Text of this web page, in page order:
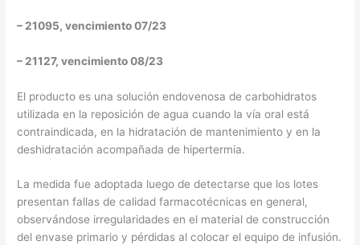
– 21095, vencimiento 07/23
– 21127, vencimiento 08/23
El producto es una solución endovenosa de carbohidratos
utilizada en la reposición de agua cuando la vía oral está
contraindicada, en la hidratación de mantenimiento y en la
deshidratación acompañada de hipertermia.
La medida fue adoptada luego de detectarse que los lotes
presentan fallas de calidad farmacotécnicas en general,
observándose irregularidades en el material de construcción
del envase primario y pérdidas al colocar el equipo de infusión.